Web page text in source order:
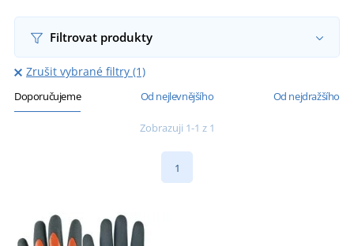
Filtrovat produkty
Zrušit vybrané filtry (1)
Doporučujeme Od nejlevnějšího Od nejdražšího
Zobrazuji 1-1 z 1
1